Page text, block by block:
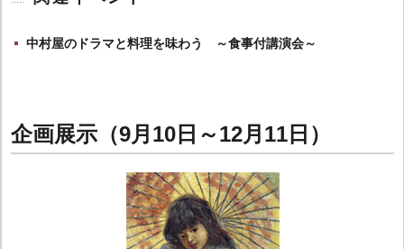
中村屋のドラマと料理を味わう ～食事付講演会～
企画展示（9月10日～12月11日）